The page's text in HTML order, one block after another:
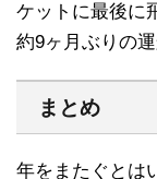
ケットに最後に
約9ヶ月ぶりの運
まとめ
年をまたぐとは